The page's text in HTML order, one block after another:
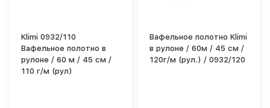
Klimi 0932/110
Вафельное полотно в
рулоне / 60 м / 45 см /
110 г/м (рул)
Вафельное полотно Klimi
в рулоне / 60м / 45 см /
120г/м (рул.) / 0932/120